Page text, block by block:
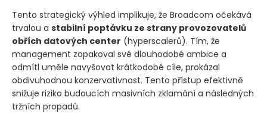
Tento strategický výhled implikuje, že Broadcom očekává
trvalou a stabilní poptávku ze strany provozovatelů
obřích datových center (hyperscalerů). Tím, že
management zopakoval své dlouhodobé ambice a
odmítl uměle navyšovat krátkodobé cíle, prokázal
obdivuhodnou konzervativnost. Tento přístup efektivně
snižuje riziko budoucích masivních zklamání a následných
tržních propadů.